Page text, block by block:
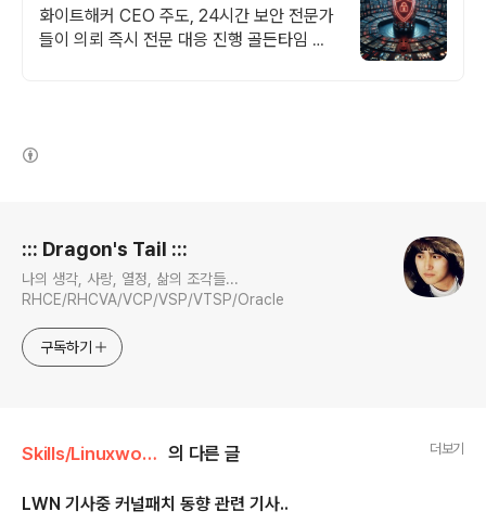
로 협박 구제
화이트해커 CEO 주도, 24시간 보안 전문가
들이 의뢰 즉시 전문 대응 진행 골든타임 내
::: Dragon's Tail :::
나의 생각, 사랑, 열정, 삶의 조각들...
RHCE/RHCVA/VCP/VSP/VTSP/Oracle
구독하기
Skills/Linuxworld 의 다른 글 더보기
LWN 기사중 커널패치 동향 관련 기사..